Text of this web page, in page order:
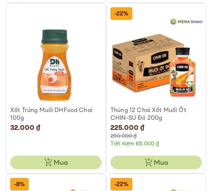
Xốt Trứng Muối DHFood Chai
100g
32.000 ₫
Mua
-22%
Thùng 12 Chai Xốt Muối Ớt
CHIN-SU Đỏ 200g
Special
Price
225.000 ₫
290.000 ₫
Tiết kiệm 65.000 ₫
Mua
-8% -22%